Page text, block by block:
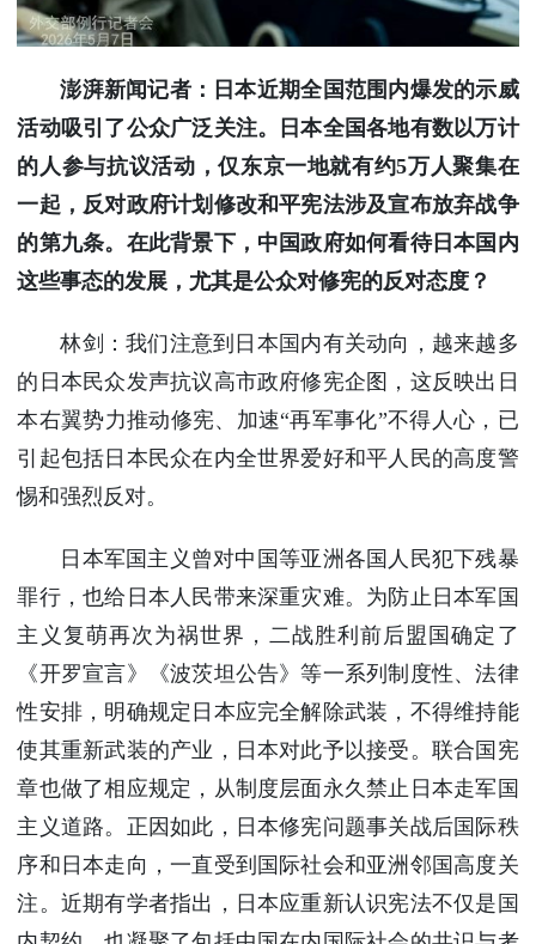
澎湃新闻记者：日本近期全国范围内爆发的示威
活动吸引了公众广泛关注。日本全国各地有数以万计
的人参与抗议活动，仅东京一地就有约5万人聚集在
一起，反对政府计划修改和平宪法涉及宣布放弃战争
的第九条。在此背景下，中国政府如何看待日本国内
这些事态的发展，尤其是公众对修宪的反对态度？
林剑：我们注意到日本国内有关动向，越来越多
的日本民众发声抗议高市政府修宪企图，这反映出日
本右翼势力推动修宪、加速“再军事化”不得人心，已
引起包括日本民众在内全世界爱好和平人民的高度警
惕和强烈反对。
日本军国主义曾对中国等亚洲各国人民犯下残暴
罪行，也给日本人民带来深重灾难。为防止日本军国
主义复萌再次为祸世界，二战胜利前后盟国确定了
《开罗宣言》《波茨坦公告》等一系列制度性、法律
性安排，明确规定日本应完全解除武装，不得维持能
使其重新武装的产业，日本对此予以接受。联合国宪
章也做了相应规定，从制度层面永久禁止日本走军国
主义道路。正因如此，日本修宪问题事关战后国际秩
序和日本走向，一直受到国际社会和亚洲邻国高度关
注。近期有学者指出，日本应重新认识宪法不仅是国